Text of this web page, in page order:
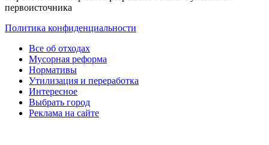
первоисточника
Политика конфиденциальности
Все об отходах
Мусорная реформа
Нормативы
Утилизация и переработка
Интересное
Выбрать город
Реклама на сайте